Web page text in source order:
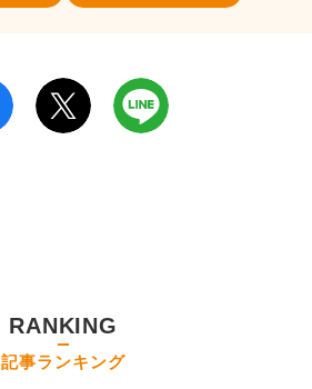
RANKING
記事ランキング